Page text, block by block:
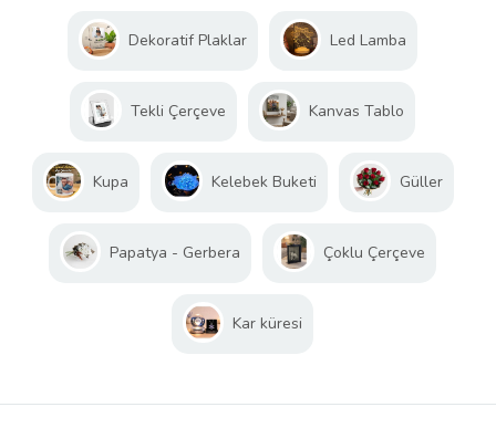
Dekoratif Plaklar Led Lamba
Tekli Çerçeve Kanvas Tablo
Kupa Kelebek Buketi Güller
Papatya - Gerbera Çoklu Çerçeve
Kar küresi